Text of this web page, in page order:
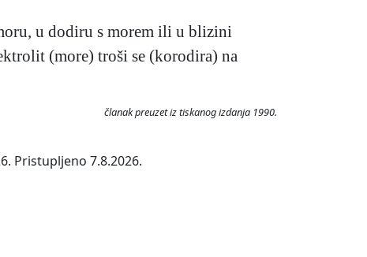
u dodiru s morem ili u blizini
(more) troši se (korodira) na
članak preuzet iz tiskanog izdanja 1990.
Pristupljeno 7.8.2026.